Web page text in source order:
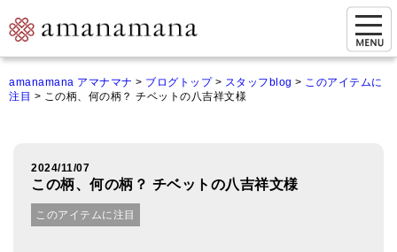
ご来店&購入
オンライン相談&購入
amanamana アマナマナ > ブログトップ> スタッフblog > このアイテムに
注目 > この柄、何の柄？ チベットの八吉祥文様
2024/11/07
この柄、何の柄？ チベットの八吉祥文様
このアイテムに注目